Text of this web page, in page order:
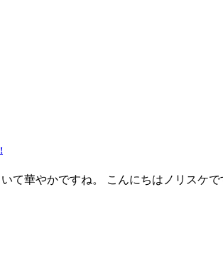
て華やかですね。 こんにちはノリスケ